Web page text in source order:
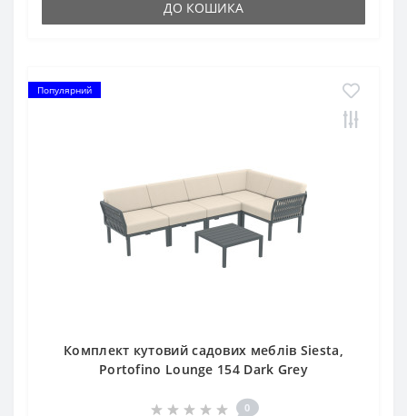
ДО КОШИКА
Популярний
Комплект кутовий садових меблів Siesta,
Portofino Lounge 154 Dark Grey
0